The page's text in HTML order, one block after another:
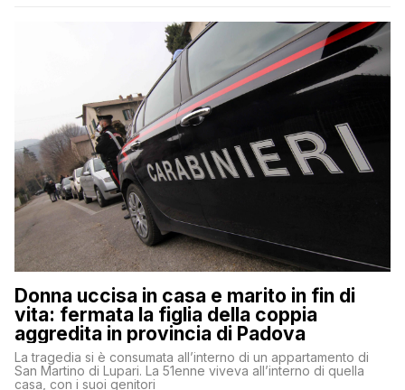
Donna uccisa in casa e marito in fin di
vita: fermata la figlia della coppia
aggredita in provincia di Padova
La tragedia si è consumata all’interno di un appartamento di
San Martino di Lupari. La 51enne viveva all’interno di quella
casa, con i suoi genitori